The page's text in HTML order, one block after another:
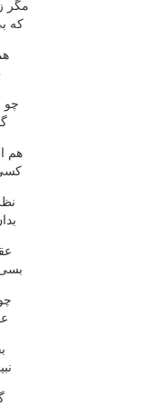
مگر
که
چو
هم